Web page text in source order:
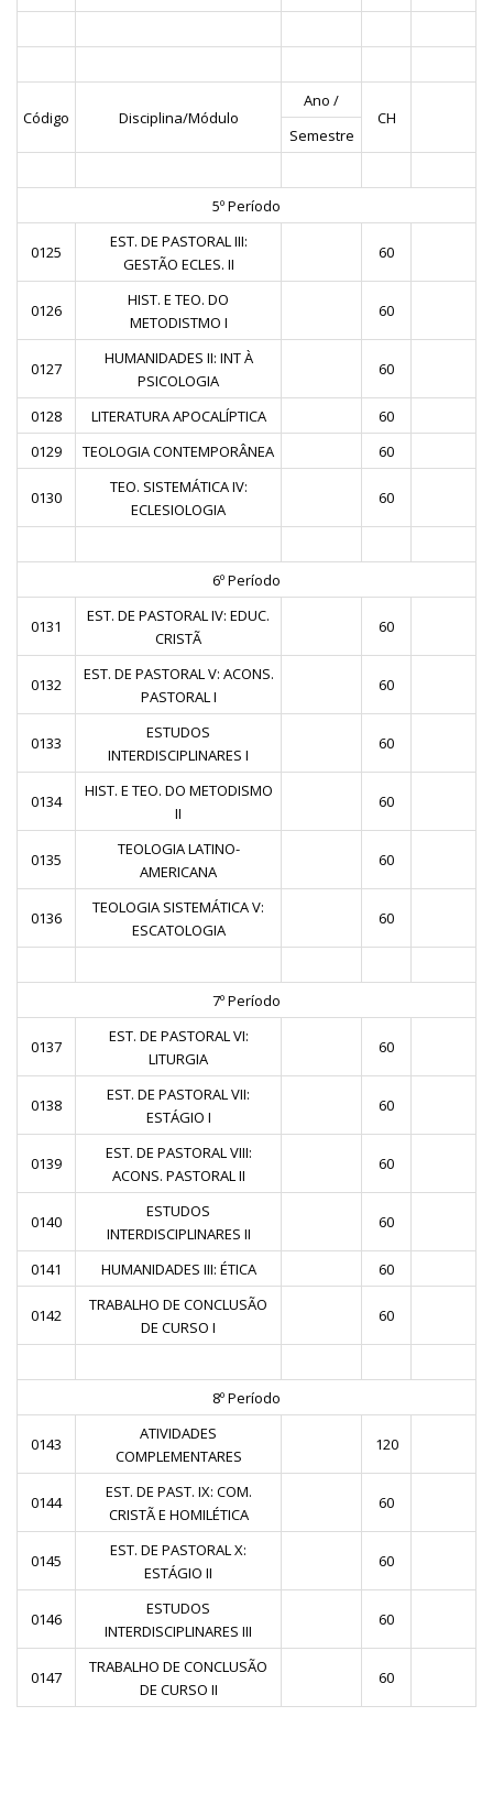
Código Disciplina/Módulo
Ano /
CH
Semestre
5º Período
0125
EST. DE PASTORAL III:
GESTÃO ECLES. II
60
0126
HIST. E TEO. DO
METODISTMO I
60
0127
HUMANIDADES II: INT À
PSICOLOGIA
60
0128 LITERATURA APOCALÍPTICA
60
0129
TEOLOGIA CONTEMPORÂNEA 60
0130
TEO. SISTEMÁTICA IV:
ECLESIOLOGIA
60
6º Período
0131
EST. DE PASTORAL IV: EDUC.
CRISTÃ
60
0132
EST. DE PASTORAL V: ACONS.
PASTORAL I
60
0133
ESTUDOS
INTERDISCIPLINARES I
60
0134
HIST. E TEO. DO METODISMO
II
60
0135
TEOLOGIA LATINO-
AMERICANA
60
0136
TEOLOGIA SISTEMÁTICA V:
ESCATOLOGIA
60
7º Período
0137
EST. DE PASTORAL VI:
LITURGIA
60
0138
EST. DE PASTORAL VII:
ESTÁGIO I
60
0139
EST. DE PASTORAL VIII:
ACONS. PASTORAL II
60
0140
ESTUDOS
INTERDISCIPLINARES II
60
0141 HUMANIDADES III: ÉTICA 60
0142
TRABALHO DE CONCLUSÃO
DE CURSO I
60
8º Período
0143
ATIVIDADES
COMPLEMENTARES
120
0144
EST. DE PAST. IX: COM.
CRISTÃ E HOMILÉTICA
60
0145
EST. DE PASTORAL X:
ESTÁGIO II
60
0146
ESTUDOS
INTERDISCIPLINARES III
60
0147
TRABALHO DE CONCLUSÃO
DE CURSO II
60